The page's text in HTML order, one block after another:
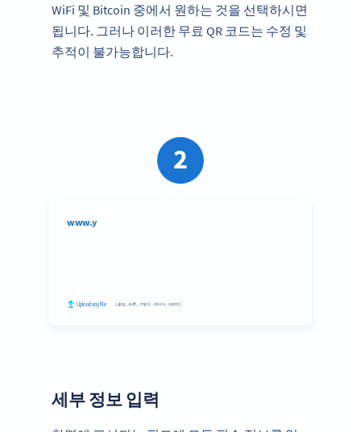
WiFi 및 Bitcoin 중에서 원하는 것을 선택하시면
됩니다. 그러나 이러한 무료 QR 코드는 수정 및
추적이 불가능합니다.
2
세부 정보 입력